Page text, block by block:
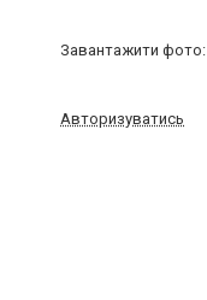
Завантажити фото:
Авторизуватись